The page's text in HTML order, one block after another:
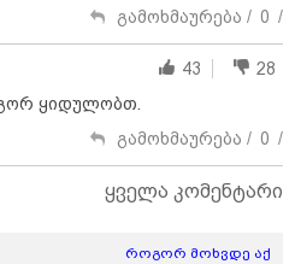
"სკოლის ფორმების
რეალიზაცია 1-ელი
დაიწყება და
იქნება როგორც საცალო, ასევე
ონლაინ გაყიდვის რეჟიმი" -
მიქანაძე
სიახლე
გამოხმაურება / 0 /
43
28
ყიდულობთ.
გამოხმაურება / 0 /
ყველა კომენტარი
როგორ მოხვდე აქ